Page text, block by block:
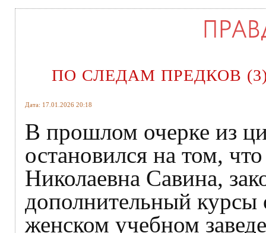
ПО СЛЕДАМ ПРЕДКОВ
Дата: 17.01.2026 20:18
В прошлом очерке из
остановился на том,
Николаевна Савина,
дополнительный курсы
женском учебном